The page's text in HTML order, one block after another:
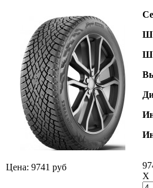
Цена: 9741 руб
X